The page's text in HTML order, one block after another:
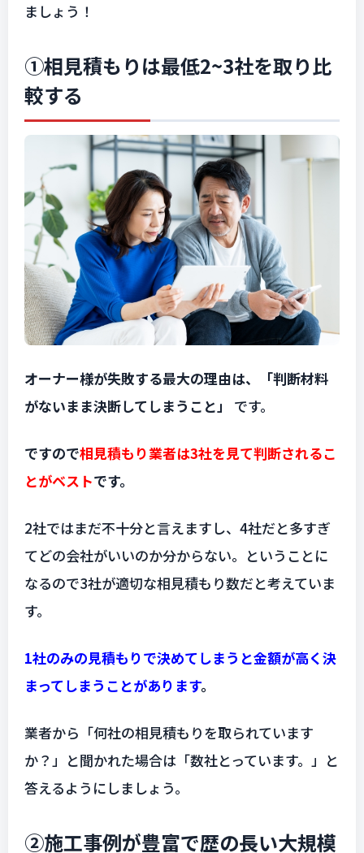
ましょう！
①相見積もりは最低2~3社を取り比
較する
オーナー様が失敗する最大の理由は、「判断材料
がないまま決断してしまうこと」
です。
ですので相見積もり業者は3社を見て判断されるこ
とがベストです。
2社ではまだ不十分と言えますし、4社だと多すぎ
てどの会社がいいのか分からない。ということに
なるので3社が適切な相見積もり数だと考えていま
す。
1社のみの見積もりで決めてしまうと金額が高く決
まってしまうことがあります。
業者から「何社の相見積もりを取られています
か？」と聞かれた場合は「数社とっています。」と
答えるようにしましょう。
②施工事例が豊富で歴の長い大規模